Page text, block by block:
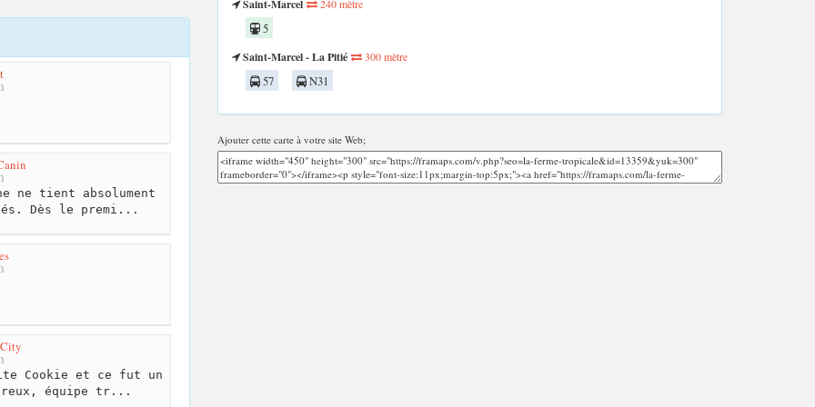
ne tient absolument
Dès le premi...
Cookie et ce fut un
équipe tr...
Saint-Marcel 240 mètre
5
Saint-Marcel - La Pitié
300 mètre
57 N31
Ajouter cette carte à votre site Web;